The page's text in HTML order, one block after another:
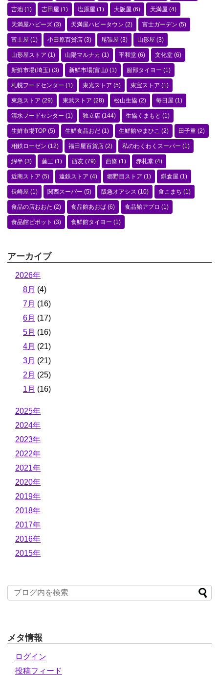
吉池 (1) 吉田屋 (1) 塩原屋 (1) 大阪屋 (6) 天満屋 (4)
天満屋ハピーズ (3) 天満屋ハピータウン (2) 富士ガーデン (5)
富士屋 (1) 小田原百貨店 (3) 尾張屋 (3) 山形屋 (3)
山形屋ストア (1) 山陽マルナカ (1) 平和堂 (6) 文化堂 (6)
新鮮市場(埼玉) (3) 新鮮市場(富山) (1) 服部タイヨー (1)
札幌フードセンター (1) 東光ストア (5) 東宝ストア (1)
東急ストア (29) 東武ストア (28) 松山生協 (2) 毎日屋 (1)
清水フードセンター (1) 独立店 (144) 生協くまもと (1)
生鮮市場TOP (5) 生鮮食品おだ (1) 生鮮館やまひこ (2) 田子重 (2)
相鉄ローゼン (12) 福田屋百貨店 (2) 私のわくわくスーパー (1)
綿半 (3) 藤三 (1) 西友 (79) 西條 (1) 赤札堂 (4)
近商ストア (5) 遠鉄ストア (4) 郷野目ストア (1) 鎌倉屋 (1)
長崎屋 (1) 関西スーパー (5) 阪急オアシス (10) 食こまち (1)
食品の店おおた (2) 食品館あおば (6) 食品館アプロ (1)
食品館ピボット (3) 食鮮館タイヨー (1)
アーカイブ
2026年
8月 (4)
7月 (16)
6月 (17)
5月 (16)
4月 (21)
3月 (21)
2月 (25)
1月 (16)
2025年
2024年
2023年
2022年
2021年
2020年
2019年
2018年
2017年
2016年
2015年
メタ情報
ログイン
投稿フィード